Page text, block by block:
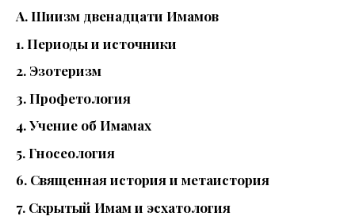
А. Шиизм двенадцати Имамов
1. Периоды и источники
2. Эзотеризм
3. Профетология
4. Учение об Имамах
5. Гносеология
6. Священная история и метаистория
7. Скрытый Имам и эсхатология